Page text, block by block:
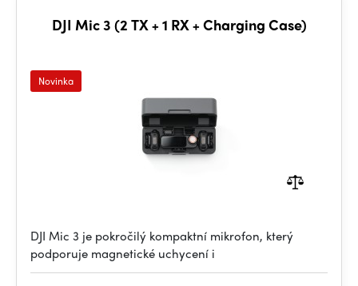
DJI Mic 3 (2 TX + 1 RX + Charging Case)
Novinka
DJI Mic 3 je pokročilý kompaktní mikrofon, který
podporuje magnetické uchycení i